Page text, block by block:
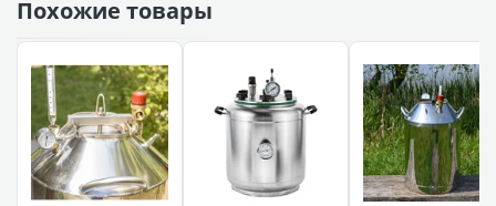
Похожие товары